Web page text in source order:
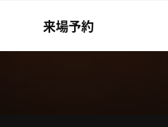
来場予約